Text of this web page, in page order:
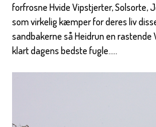
forfrosne Hvide Vipstjerter, Solsorte,
som virkelig kæmper for deres liv
sandbakerne så Heidrun en rastende
klart dagens bedste fugle.....